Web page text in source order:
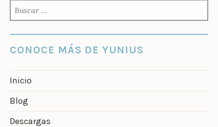
CONOCE MÁS DE YUNIUS
Inicio
Blog
Descargas